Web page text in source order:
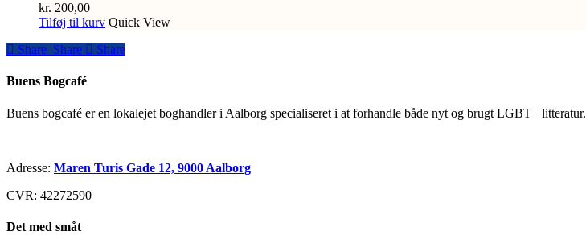
kr. 200,00
Tilføj til kurv Quick View
Share
Share Share Share
Buens Bogcafé
Buens bogcafé er en lokalejet boghandler i Aalborg specialiseret i at forhandle både nyt og brugt LGBT+ litteratur.
Adresse: Maren Turis Gade 12, 9000 Aalborg
CVR: 42272590
Det med småt